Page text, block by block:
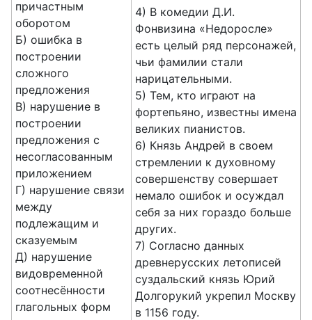
причастным
оборотом
Б) ошибка в
построении
сложного
предложения
B) нарушение в
построении
предложения с
несогласованным
приложением
Г) нарушение связи
между
подлежащим и
сказуемым
Д) нарушение
видовременной
соотнесённости
глагольных форм
4) В комедии Д.И.
Фонвизина «Недоросле»
есть целый ряд персонажей,
чьи фамилии стали
нарицательными.
5) Тем, кто играют на
фортепьяно, известны имена
великих пианистов.
6) Князь Андрей в своем
стремлении к духовному
совершенству совершает
немало ошибок и осуждал
себя за них гораздо больше
других.
7) Согласно данных
древнерусских летописей
суздальский князь Юрий
Долгорукий укрепил Москву
в 1156 году.